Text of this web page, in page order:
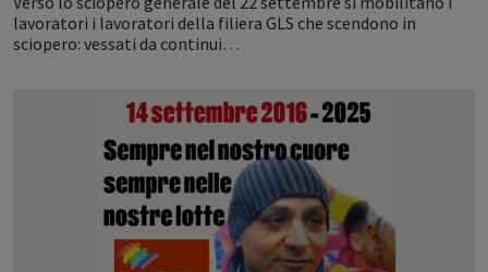
lavoratori i lavoratori della filiera GLS che scendono in
sciopero: vessati da continui…